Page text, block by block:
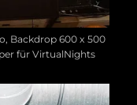
Backdrop 600 x 500
für VirtualNights